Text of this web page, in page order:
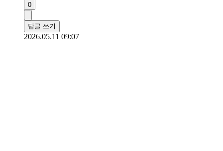
0
답글 쓰기
2026.05.11 09:07